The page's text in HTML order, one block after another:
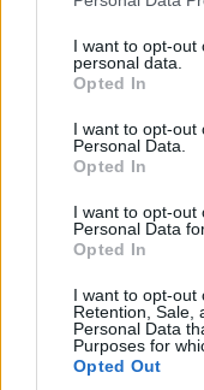
not limited to your
grant or deny
use your data for
consent section.
I want to opt-out
personal data.
Opted In
I want to opt-out
Personal Data.
Opted In
I want to opt-out
Personal Data
Opted In
I want to opt-out
Retention, Sale,
Personal Data
Purposes for
Opted Out
A PR1
estek ki, de semmi
megmozdulna.
Akárhogy
kiállása lesz, hacsak
lassú zóna, safety